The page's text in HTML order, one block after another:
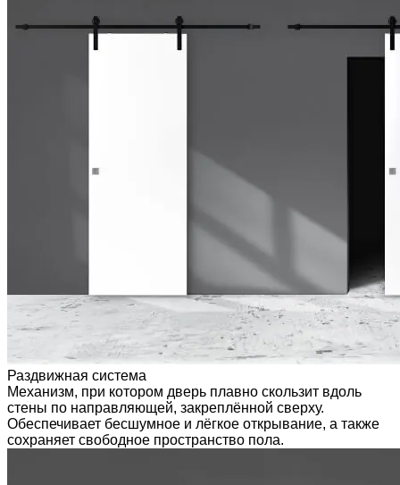
Раздвижная система
Механизм, при котором дверь плавно скользит вдоль
стены по направляющей, закреплённой сверху.
Обеспечивает бесшумное и лёгкое открывание, а также
сохраняет свободное пространство пола.